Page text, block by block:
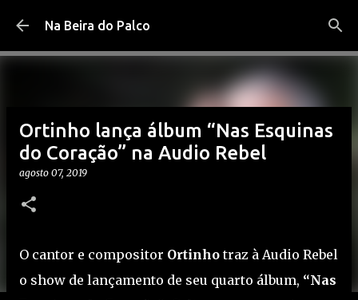
Pular para o conteúdo principal
Na Beira do Palco
Ortinho lança álbum “Nas Esquinas
do Coração” na Audio Rebel
agosto 07, 2019
O cantor e compositor Ortinhotraz à Audio Rebel
o show de lançamento de seu quarto álbum, “Nas